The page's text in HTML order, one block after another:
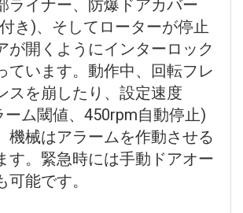
ライナー、防爆ドアカバー
き)、そしてローターが停止
が開くようにインターロック
ています。動作中、回転フレ
スを崩したり、設定速度
ーム閾値、450rpm自動停止)
機械はアラームを作動させる
す。緊急時には手動ドアオー
能です。